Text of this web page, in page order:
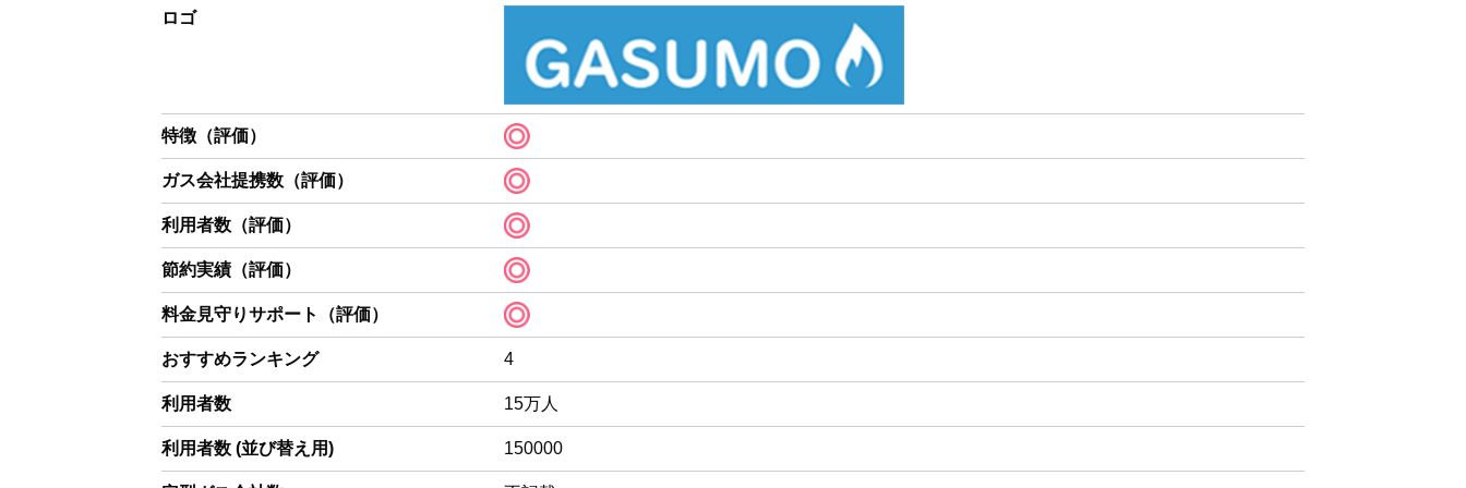
ロゴ
特徴（評価）
ガス会社提携数（評価）
利用者数（評価）
節約実績（評価）
料金見守りサポート（評価）
おすすめランキング 4
利用者数 15万人
利用者数 (並び替え用) 150000